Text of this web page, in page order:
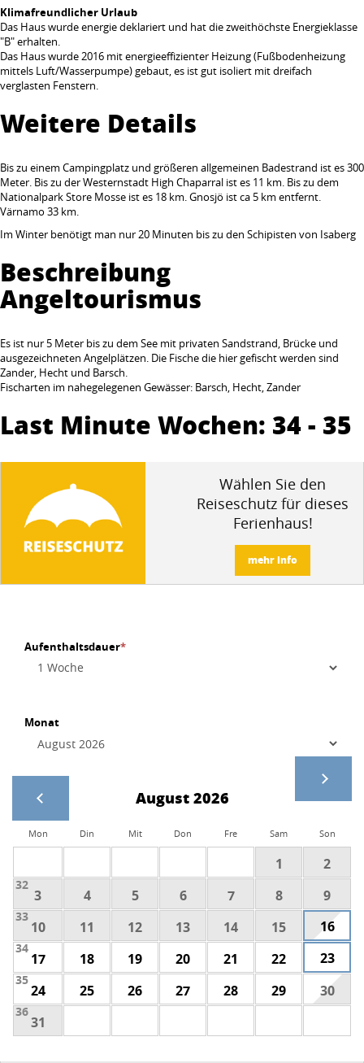
Klimafreundlicher Urlaub
Das Haus wurde energie deklariert und hat die zweithöchste Energieklasse
"B" erhalten.
Das Haus wurde 2016 mit energieeffizienter Heizung (Fußbodenheizung
mittels Luft/Wasserpumpe) gebaut, es ist gut isoliert mit dreifach
verglasten Fenstern.
Weitere Details
Bis zu einem Campingplatz und größeren allgemeinen Badestrand ist es 300
Meter. Bis zu der Westernstadt High Chaparral ist es 11 km. Bis zu dem
Nationalpark Store Mosse ist es 18 km. Gnosjö ist ca 5 km entfernt.
Värnamo 33 km.
Im Winter benötigt man nur 20 Minuten bis zu den Schipisten von Isaberg
Beschreibung
Angeltourismus
Es ist nur 5 Meter bis zu dem See mit privaten Sandstrand, Brücke und
ausgezeichneten Angelplätzen. Die Fische die hier gefischt werden sind
Zander, Hecht und Barsch.
Fischarten im nahegelegenen Gewässer: Barsch, Hecht, Zander
Last Minute Wochen: 34 - 35
Wählen Sie den
Reiseschutz für dieses
Ferienhaus!
mehr info
Aufenthaltsdauer*
Monat
August 2026
Mon Din Mit Don Fre Sam Son
1 2
32
3 4 5 6 7 8 9
33
10 11 12 13 14 15 16
34
17 18 19 20 21 22 23
35
24 25 26 27 28 29 30
36
31